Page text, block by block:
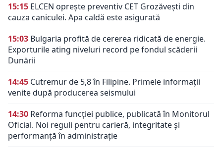
15:15 ELCEN oprește preventiv CET Grozăvești din
cauza caniculei. Apa caldă este asigurată
15:03 Bulgaria profită de cererea ridicată de energie.
Exporturile ating niveluri record pe fondul scăderii
Dunării
14:45 Cutremur de 5,8 în Filipine. Primele informații
venite după producerea seismului
14:30 Reforma funcției publice, publicată în Monitorul
Oficial. Noi reguli pentru carieră, integritate și
performanță în administrație